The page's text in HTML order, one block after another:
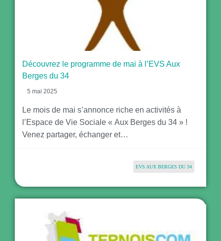
Découvrez le programme de mai à l’EVS Aux
Berges du 34
5 mai 2025
Le mois de mai s’annonce riche en activités à
l’Espace de Vie Sociale « Aux Berges du 34 » !
Venez partager, échanger et…
EVS AUX BERGES DU 34